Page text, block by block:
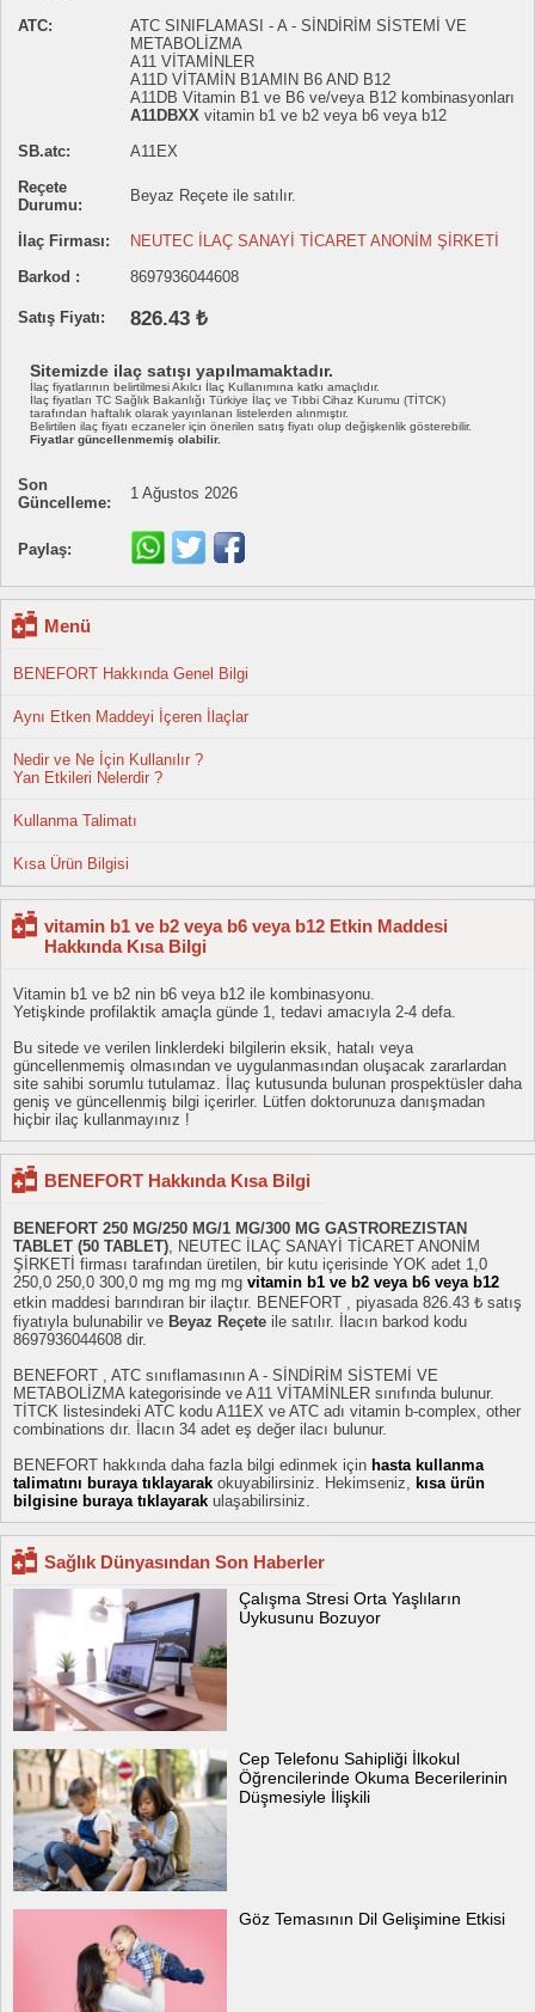
ATC:
ATC SINIFLAMASI - A - SİNDİRİM SİSTEMİ VE
METABOLİZMA
A11 VİTAMİNLER
A11D VİTAMİN B1AMIN B6 AND B12
A11DB Vitamin B1 ve B6 ve/veya B12 kombinasyonları
A11DBXX vitamin b1 ve b2 veya b6 veya b12
SB.atc:
A11EX
Reçete
Durumu:
Beyaz Reçete ile satılır.
İlaç Firması:
NEUTEC İLAÇ SANAYİ TİCARET ANONİM ŞİRKETİ
Barkod :
8697936044608
Satış Fiyatı: 826.43 ₺
Sitemizde ilaç satışı yapılmamaktadır.
İlaç fiyatlarının belirtilmesi Akılcı İlaç Kullanımına katkı amaçlıdır.
İlaç fiyatları TC Sağlık Bakanlığı Türkiye İlaç ve Tıbbi Cihaz Kurumu (TİTCK)
tarafından haftalık olarak yayınlanan listelerden alınmıştır.
Belirtilen ilaç fiyatı eczaneler için önerilen satış fiyatı olup değişkenlik gösterebilir.
Fiyatlar güncellenmemiş olabilir.
Son
Güncelleme:
1 Ağustos 2026
Paylaş:
Menü
BENEFORT Hakkında Genel Bilgi
Aynı Etken Maddeyi İçeren İlaçlar
Nedir ve Ne İçin Kullanılır ?
Yan Etkileri Nelerdir ?
Kullanma Talimatı
Kısa Ürün Bilgisi
vitamin b1 ve b2 veya b6 veya b12 Etkin Maddesi
Hakkında Kısa Bilgi
Vitamin b1 ve b2 nin b6 veya b12 ile kombinasyonu.
Yetişkinde profilaktik amaçla günde 1, tedavi amacıyla 2-4 defa.
Bu sitede ve verilen linklerdeki bilgilerin eksik, hatalı veya
güncellenmemiş olmasından ve uygulanmasından oluşacak zararlardan
site sahibi sorumlu tutulamaz. İlaç kutusunda bulunan prospektüsler daha
geniş ve güncellenmiş bilgi içerirler. Lütfen doktorunuza danışmadan
hiçbir ilaç kullanmayınız !
BENEFORT Hakkında Kısa Bilgi
BENEFORT 250 MG/250 MG/1 MG/300 MG GASTROREZISTAN
TABLET (50 TABLET) , NEUTEC İLAÇ SANAYİ TİCARET ANONİM
ŞİRKETİ firması tarafından üretilen, bir kutu içerisinde YOK adet 1,0
250,0 250,0 300,0 mg mg mg mg vitamin b1 ve b2 veya b6 veya b12
etkin maddesi barındıran bir ilaçtır. BENEFORT , piyasada 826.43 ₺ satış
fiyatıyla bulunabilir ve Beyaz Reçete ile satılır. İlacın barkod kodu
8697936044608 dir.
BENEFORT , ATC sınıflamasının A - SİNDİRİM SİSTEMİ VE
METABOLİZMA kategorisinde ve A11 VİTAMİNLER sınıfında bulunur.
TİTCK listesindeki ATC kodu A11EX ve ATC adı vitamin b-complex, other
combinations dır. İlacın 34 adet eş değer ilacı bulunur.
BENEFORT hakkında daha fazla bilgi edinmek için hasta kullanma
talimatını buraya tıklayarak okuyabilirsiniz. Hekimseniz,
kısa ürün
bilgisine buraya tıklayarak ulaşabilirsiniz.
Sağlık Dünyasından Son Haberler
Çalışma Stresi Orta Yaşlıların
Uykusunu Bozuyor
Cep Telefonu Sahipliği İlkokul
Öğrencilerinde Okuma Becerilerinin
Düşmesiyle İlişkili
Göz Temasının Dil Gelişimine Etkisi